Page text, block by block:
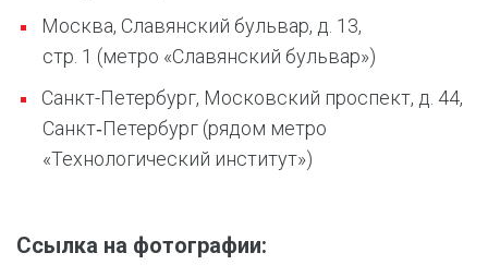
Москва, Славянский бульвар, д. 13,
стр. 1 (метро «Славянский бульвар»)
Санкт-Петербург, Московский проспект, д. 44,
Санкт‑Петербург (рядом метро
«Технологический институт»)
Ссылка на фотографии: